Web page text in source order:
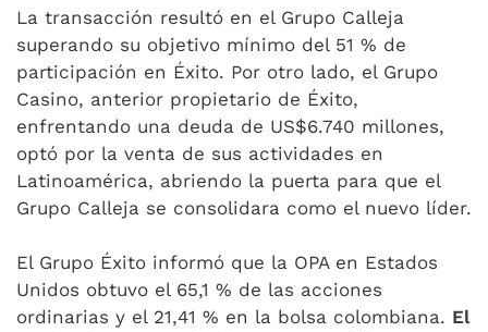
La transacción resultó en el Grupo Calleja
superando su objetivo mínimo del 51 % de
participación en Éxito. Por otro lado, el Grupo
Casino, anterior propietario de Éxito,
enfrentando una deuda de US$6.740 millones,
optó por la venta de sus actividades en
Latinoamérica, abriendo la puerta para que el
Grupo Calleja se consolidara como el nuevo líder.
El Grupo Éxito informó que la OPA en Estados
Unidos obtuvo el 65,1 % de las acciones
ordinarias y el 21,41 % en la bolsa colombiana. El